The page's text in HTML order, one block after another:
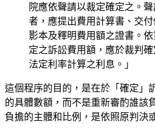
院應依聲請以裁定確定之。
者，應提出費用計算書、交
影本及釋明費用額之證書。
定之訴訟費用額，應於裁判
法定利率計算之利息。」
這個程序的目的，是在於「確定」
的具體數額，而不是重新審酌誰該
負擔的主體和比例，是依照原判決